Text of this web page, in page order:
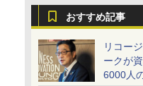
おすすめ記事
リコー
ークが
6000人